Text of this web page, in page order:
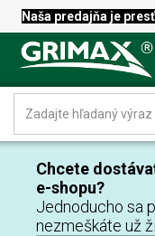
Naša predajňa je
Chcete
e-shopu?
Jednoducho sa
nezmeškáte už